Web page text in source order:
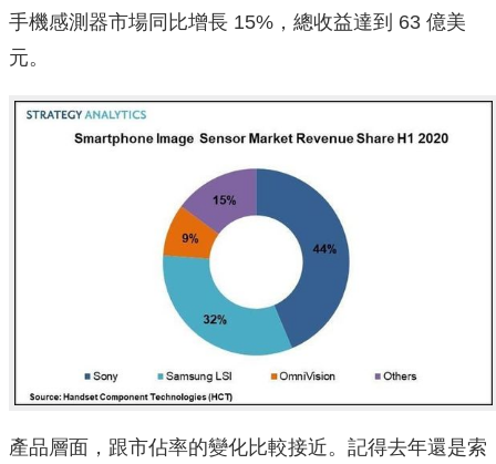
手機感測器市場同比增長 15%，總收益達到 63 億美
元。
產品層面，跟市佔率的變化比較接近。記得去年還是索